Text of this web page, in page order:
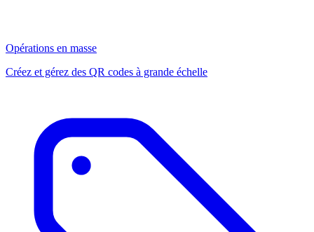
Opérations en masse
Créez et gérez des QR codes à grande échelle